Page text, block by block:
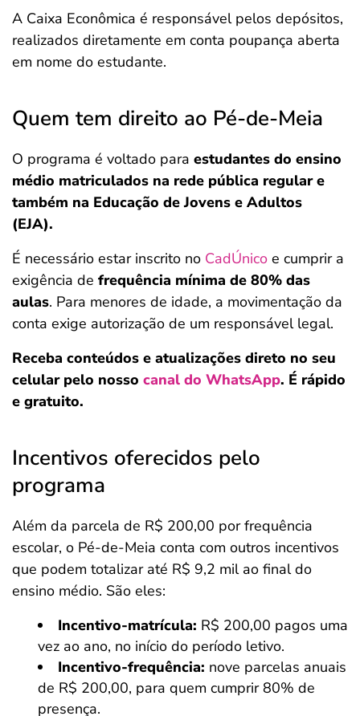
A Caixa Econômica é responsável pelos depósitos,
realizados diretamente em conta poupança aberta
em nome do estudante.
Quem tem direito ao Pé-de-Meia
O programa é voltado para estudantes do ensino
médio matriculados na rede pública regular e
também na Educação de Jovens e Adultos
(EJA).
É necessário estar inscrito no CadÚnico e cumprir a
exigência de frequência mínima de 80% das
aulas. Para menores de idade, a movimentação da
conta exige autorização de um responsável legal.
Receba conteúdos e atualizações direto no seu
celular pelo nosso canal do WhatsApp. É rápido
e gratuito.
Incentivos oferecidos pelo
programa
Além da parcela de R$ 200,00 por frequência
escolar, o Pé-de-Meia conta com outros incentivos
que podem totalizar até R$ 9,2 mil ao final do
ensino médio. São eles:
Incentivo-matrícula: R$ 200,00 pagos uma
vez ao ano, no início do período letivo.
Incentivo-frequência: nove parcelas anuais
de R$ 200,00, para quem cumprir 80% de
presença.